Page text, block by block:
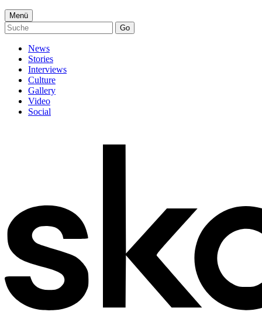
Menü
Go
News
Stories
Interviews
Culture
Gallery
Video
Social